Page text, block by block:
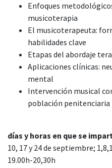
Enfoques
musicoterapia
El musicoterapeuta:
habilidades clave
Etapas del abordaje
Aplicaciones clínicas:
mental
Intervención musical
población penitenciaria
días y horas en que se
10, 17 y 24 de septiembre;
19.00h-20,30h